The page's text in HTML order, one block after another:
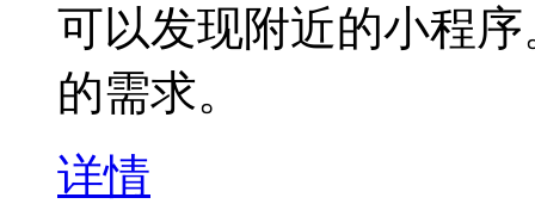
可以发现附近的小程
的需求。
详情